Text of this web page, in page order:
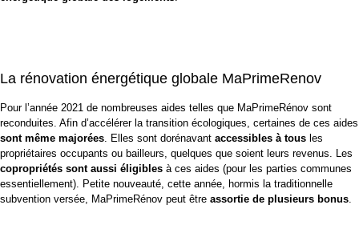
La rénovation énergétique globale MaPrimeRenov
Pour l’année 2021 de nombreuses aides telles que MaPrimeRénov sont
reconduites. Afin d’accélérer la transition écologiques, certaines de ces aides
sont même majorées . Elles sont dorénavant accessibles à tous les
propriétaires occupants ou bailleurs, quelques que soient leurs revenus. Les
copropriétés sont aussi éligibles à ces aides (pour les parties communes
essentiellement). Petite nouveauté, cette année, hormis la traditionnelle
subvention versée, MaPrimeRénov peut être assortie de plusieurs bonus